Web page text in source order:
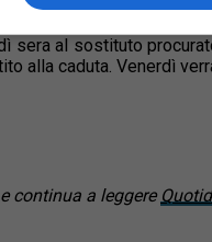
sera al sostituto
caduta. Venerdì
continua a leggere